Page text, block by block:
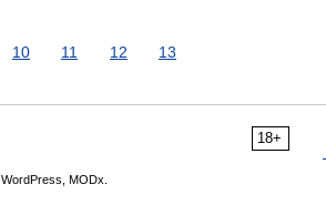
10 11 12 13
18+
WordPress, MODx.